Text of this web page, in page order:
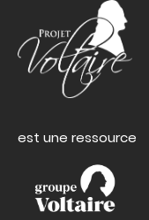
est une ressource